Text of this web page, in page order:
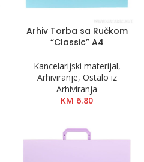
Arhiv Torba sa Ručkom
“Classic” A4
Kancelarijski materijal,
Arhiviranje, Ostalo iz
Arhiviranja
KM 6.80